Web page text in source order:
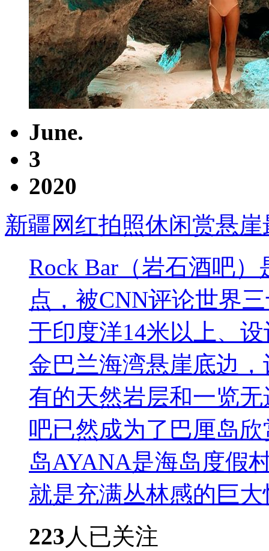
June.
3
2020
新疆网红拍照休闲赏悬
Rock Bar（岩石酒吧
点，被CNN评论世界
于印度洋14米以上、
金巴兰海湾悬崖底边
有的天然岩层和一览
吧已然成为了巴厘岛
岛AYANA是海岛度假
就是充满丛林感的巨大
223 人已关注